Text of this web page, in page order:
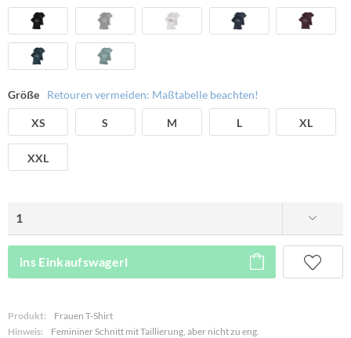
Größe Retouren vermeiden: Maßtabelle beachten!
XS S M L XL
XXL
ins Einkaufswagerl
Produkt:
Frauen T-Shirt
Hinweis:
Femininer Schnitt mit Taillierung, aber nicht zu eng.